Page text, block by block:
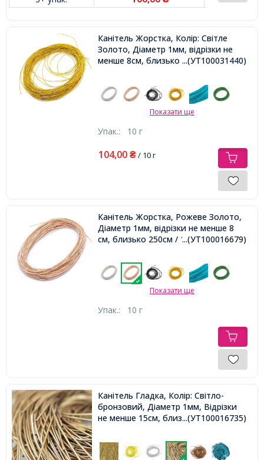
Канітель Жорстка, Колір: Світле
Золото, Діаметр 1мм, відрізки не
менше 8см, близько 250см / 10г,
...(УТ100031440)
Показати ще
Упак.: 10 г
104,00 ₴/ 10 г
Канітель Жорстка, Рожеве Золото,
Діаметр 1мм, відрізки не менше 8
см, близько 250см / 10г,...(УТ100016679)
Показати ще
Упак.: 10 г
Канітель Гладка, Колір: Світло-
бронзовий, Діаметр 1мм, Відрізки
не менше 15см, близько 580см / 10г,
...(УТ100016735)